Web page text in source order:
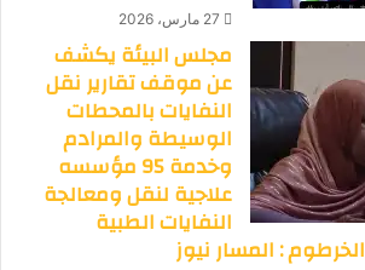
27 مارس، 2026
مجلس البيئة يكشف
عن موقف تقارير نقل
النفايات بالمحطات
الوسيطة والمرادم
وخدمة 95 مؤسسه
علاجية لنقل ومعالجة
النفايات الطبية
الخرطوم : المسار نيوز